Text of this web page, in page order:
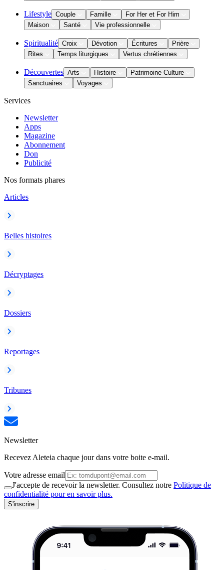
Lifestyle Couple Famille
For Her et For Him
Maison
Santé Vie professionnelle
Spiritualité Croix Dévotion Écritures
Prière
Rites
Temps liturgiques Vertus chrétiennes
Découvertes Arts Histoire
Patrimoine Culture
Sanctuaires
Voyages
Services
Newsletter
Apps
Magazine
Abonnement
Don
Publicité
Nos formats phares
Articles
Belles histoires
Décryptages
Dossiers
Reportages
Tribunes
Newsletter
Recevez Aleteia chaque jour dans votre boite e-mail.
Votre adresse email
J'accepte de recevoir la newsletter. Consultez notre Politique de
confidentialité pour en savoir plus.
S'inscrire